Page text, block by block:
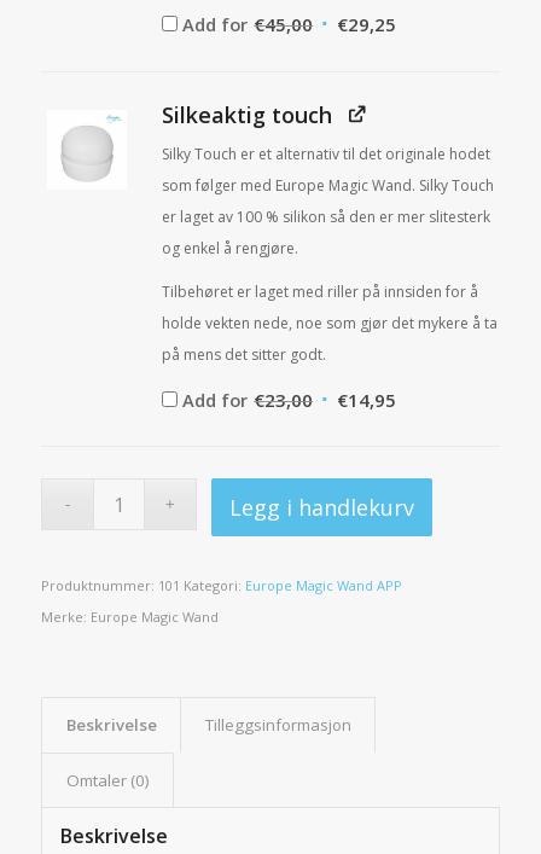
Add for €45,00 Opprinnelig
€45,00.
€29,25
Silkeaktig touch
Silky Touch er et alternativ til det originale hodet
som følger med Europe Magic Wand. Silky Touch
er laget av 100 % silikon så den er mer slitesterk
og enkel å rengjøre.
Tilbehøret er laget med riller på innsiden for å
holde vekten nede, noe som gjør det mykere å ta
på mens det sitter godt.
Add for €23,00 Opprinnelig
€23,00.
€14,95
€14,95.
Legg i handlekurv
Produktnummer: 101 Kategori: Europe Magic Wand APP
Merke: Europe Magic Wand
Beskrivelse Tilleggsinformasjon
Omtaler (0)
Beskrivelse